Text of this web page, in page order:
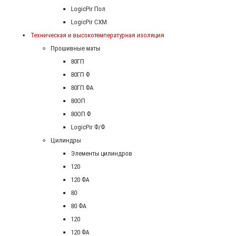
LogicPir Пол
LogicPir СХМ
Техническая и высокотемпературная изоляция
Прошивные маты
80ГП
80ГП Ф
80ГП ФА
80ОП
80ОП Ф
LogicPir Ф/Ф
Цилиндры
Элементы цилиндров
120
120 ФА
80
80 ФА
120
120 ФА